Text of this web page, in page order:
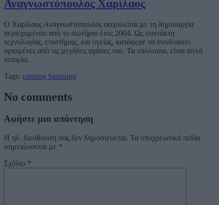
Αναγνωστόπουλος Χαρίλαος
Ο Χαρίλαος Αναγνωστόπουλος ασχολείται με τη δημιουργία
περιεχομένου από το σωτήριο έτος 2004. Ως συντάκτη
τεχνολογίας, επιστήμης, και υγείας, κατάφερε να συνδυάσει
ορισμένες από τις μεγάλες αγάπες του. Τα υπόλοιπα, είναι απλά
ιστορία.
Tags: corning Samsung
No comments
Αφήστε μια απάντηση
Η ηλ. διεύθυνση σας δεν δημοσιεύεται. Τα υποχρεωτικά πεδία
σημειώνονται με *
Σχόλιο *